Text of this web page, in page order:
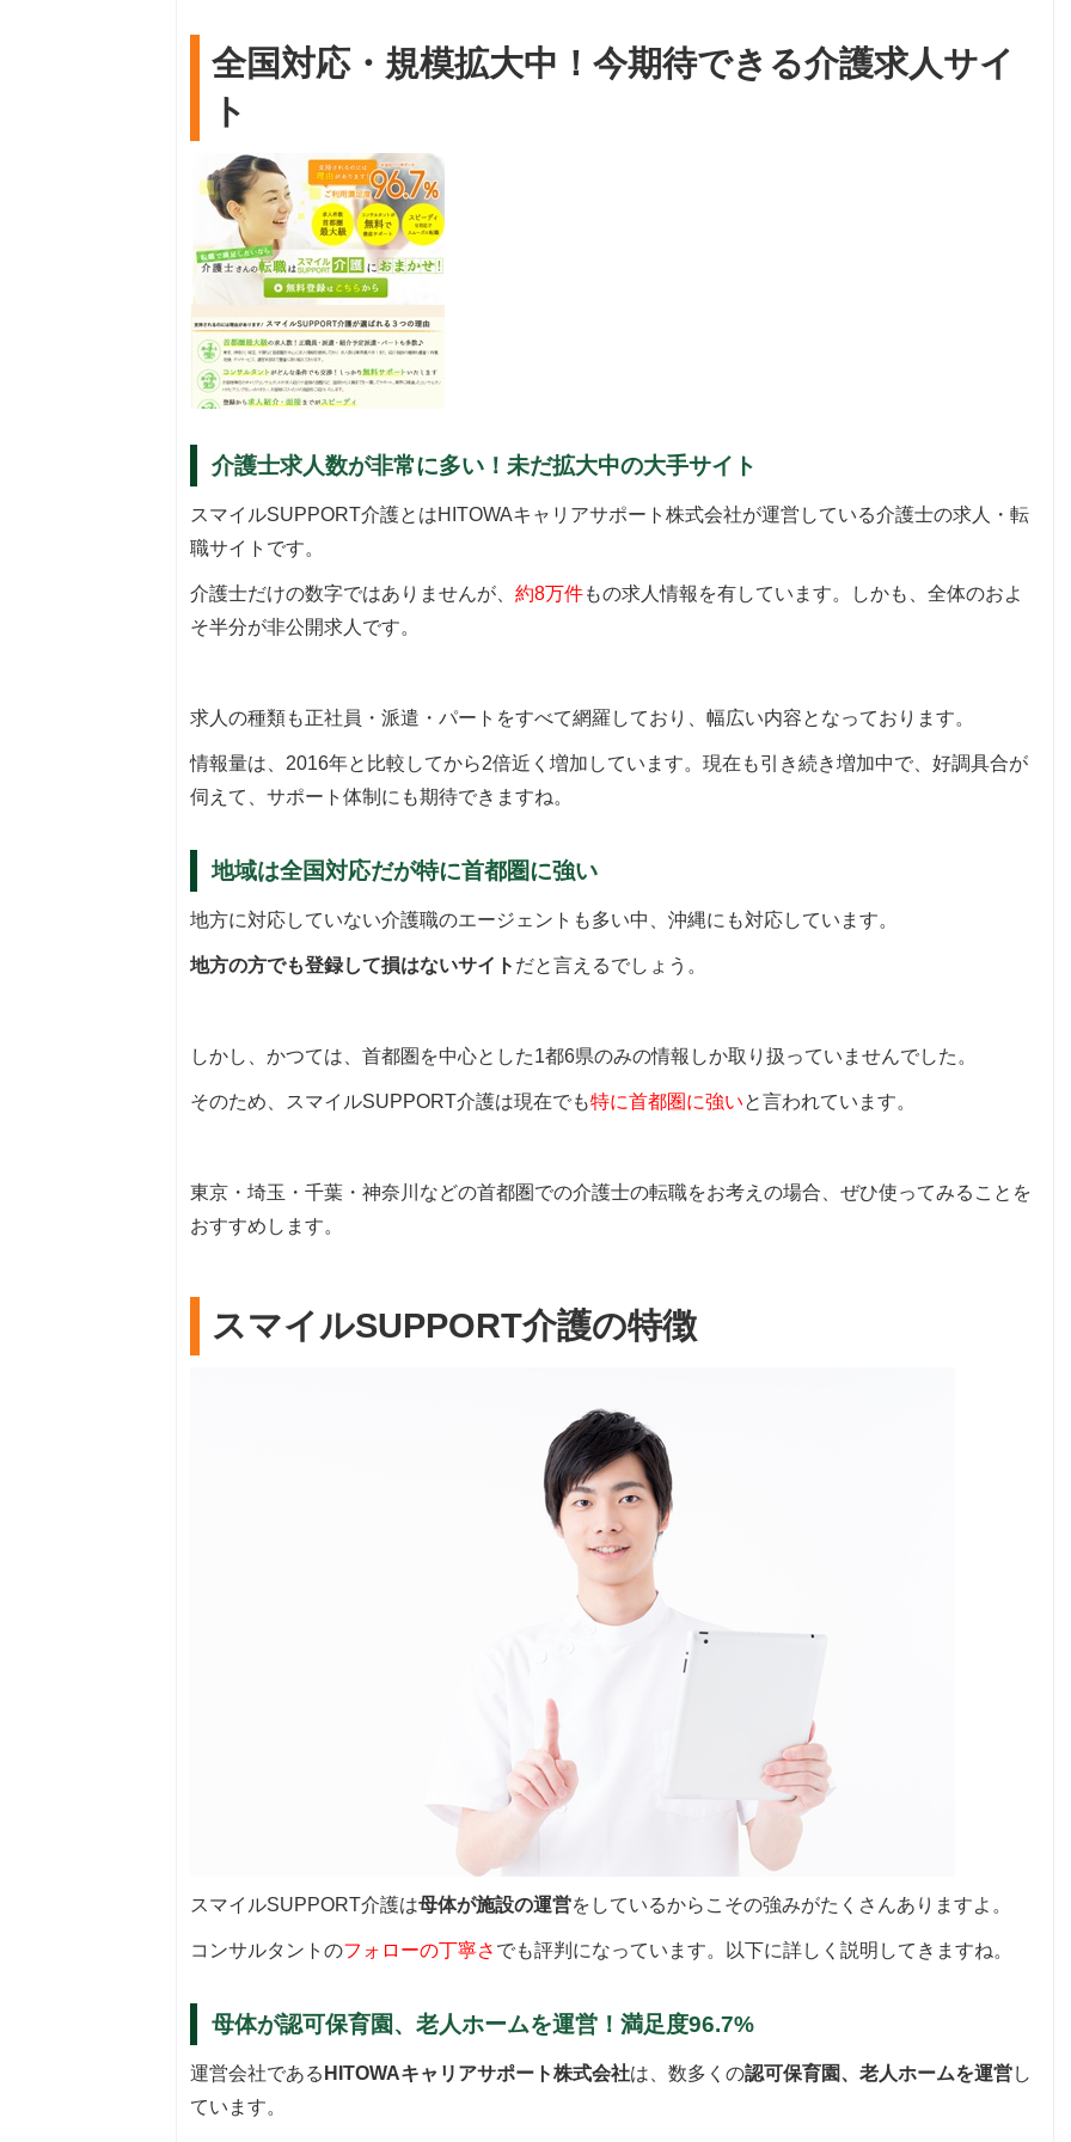
全国対応・規模拡大中！今期待できる介護求人サイ
ト
介護士求人数が非常に多い！未だ拡大中の大手サイト
スマイルSUPPORT介護とはHITOWAキャリアサポート株式会社が運営している介護士の求人・転
職サイトです。
介護士だけの数字ではありませんが、 約8万件もの求人情報を有しています。しかも、全体のおよ
そ半分が非公開求人です。
求人の種類も正社員・派遣・パートをすべて網羅しており、幅広い内容となっております。
情報量は、2016年と比較してから2倍近く増加しています。現在も引き続き増加中で、好調具合が
伺えて、サポート体制にも期待できますね。
地域は全国対応だが特に首都圏に強い
地方に対応していない介護職のエージェントも多い中、沖縄にも対応しています。
地方の方でも登録して損はないサイト だと言えるでしょう。
しかし、かつては、首都圏を中心とした1都6県のみの情報しか取り扱っていませんでした。
そのため、スマイルSUPPORT介護は現在でも特に首都圏に強いと言われています。
東京・埼玉・千葉・神奈川などの首都圏での介護士の転職をお考えの場合、ぜひ使ってみることを
おすすめします。
スマイルSUPPORT介護の特徴
スマイルSUPPORT介護は母体が施設の運営をしているからこその強みがたくさんありますよ。
コンサルタントのフォローの丁寧さ でも評判になっています。以下に詳しく説明してきますね。
母体が認可保育園、老人ホームを運営！満足度96.7%
運営会社である HITOWAキャリアサポート株式会社は、数多くの認可保育園、老人ホームを運営し
ています。